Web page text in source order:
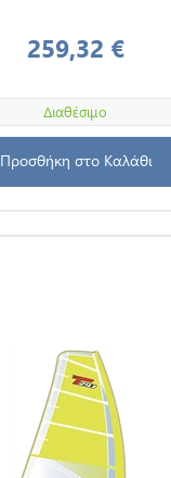
259,32 €
Διαθέσιμο
Προσθήκη στο Καλάθι